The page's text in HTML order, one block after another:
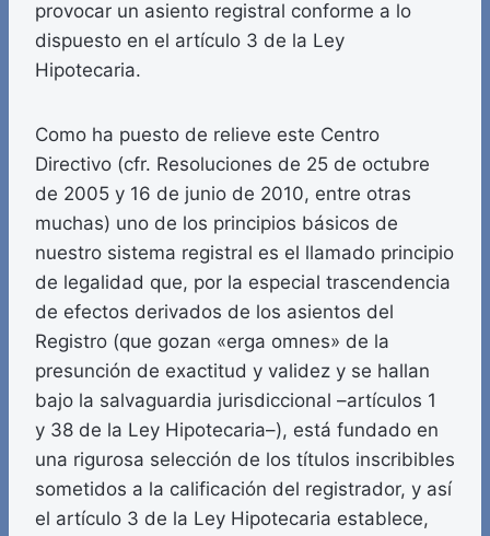
provocar un asiento registral conforme a lo
dispuesto en el artículo 3 de la Ley
Hipotecaria.
Como ha puesto de relieve este Centro
Directivo (cfr. Resoluciones de 25 de octubre
de 2005 y 16 de junio de 2010, entre otras
muchas) uno de los principios básicos de
nuestro sistema registral es el llamado principio
de legalidad que, por la especial trascendencia
de efectos derivados de los asientos del
Registro (que gozan «erga omnes» de la
presunción de exactitud y validez y se hallan
bajo la salvaguardia jurisdiccional –artículos 1
y 38 de la Ley Hipotecaria–), está fundado en
una rigurosa selección de los títulos inscribibles
sometidos a la calificación del registrador, y así
el artículo 3 de la Ley Hipotecaria establece,